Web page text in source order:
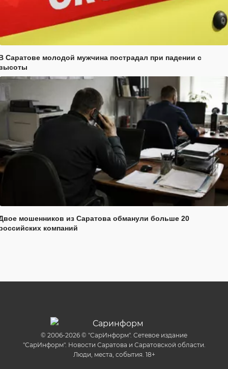
Саратове молодой мужчина пострадал при падении с
мошенников из Саратова обманули больше 20
компаний
© 2006-2026 © "СарИнформ". Сетевое издание
"СарИнформ". Новости Саратова и Саратовской области.
Люди, места, события. 18+